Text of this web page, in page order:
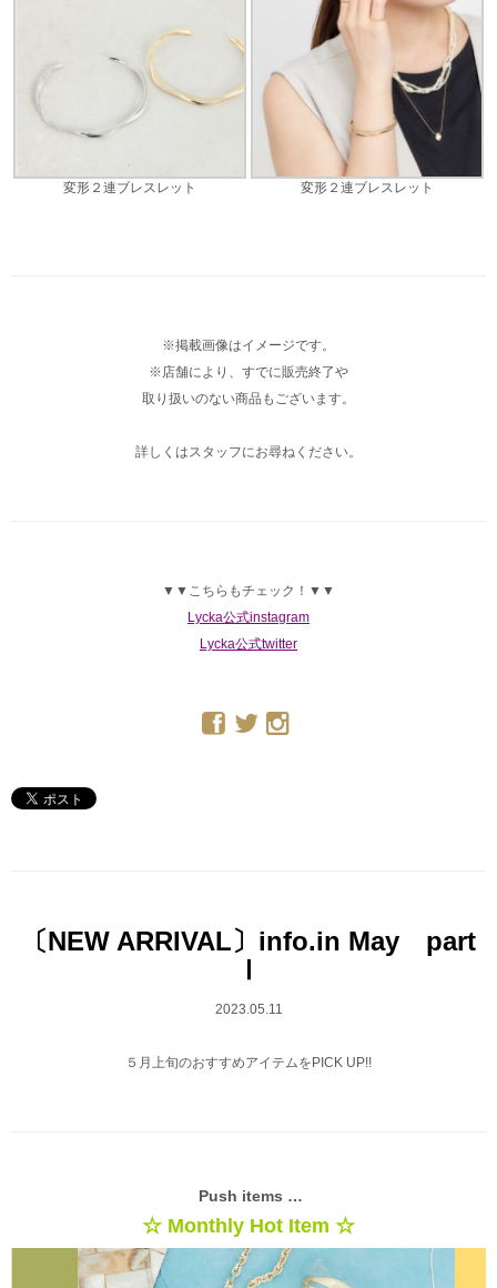
変形２連ブレスレット 変形２連ブレスレット
※掲載画像はイメージです。
※店舗により、すでに販売終了や
取り扱いのない商品もございます。
詳しくはスタッフにお尋ねください。
▼▼こちらもチェック！▼▼
Lycka公式instagram
Lycka公式twitter
〔NEW ARRIVAL〕info.in May part
Ⅰ
2023.05.11
５月上旬のおすすめアイテムをPICK UP!!
Push items …
☆ Monthly Hot Item ☆